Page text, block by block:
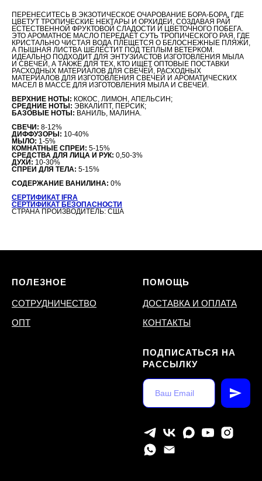
ПЕРЕНЕСИТЕСЬ В ЭКЗОТИЧЕСКОЕ ОЧАРОВАНИЕ БОРА-БОРА, ГДЕ
ЦВЕТУТ ТРОПИЧЕСКИЕ НЕКТАРЫ И ОРХИДЕИ, СОЗДАВАЯ РАЙ
ЕСТЕСТВЕННОЙ ФРУКТОВОЙ СЛАДОСТИ И ЦВЕТОЧНОГО ПОБЕГА.
ЭТО АРОМАТНОЕ МАСЛО ПЕРЕДАЕТ СУТЬ ТРОПИЧЕСКОГО РАЯ, ГДЕ
КРИСТАЛЬНО ЧИСТАЯ ВОДА ПЛЕЩЕТСЯ О БЕЛОСНЕЖНЫЕ ПЛЯЖИ,
А ПЫШНАЯ ЛИСТВА ШЕЛЕСТИТ ПОД ТЕПЛЫМ ВЕТЕРКОМ.
ИДЕАЛЬНО ПОДХОДИТ ДЛЯ ЭНТУЗИАСТОВ ИЗГОТОВЛЕНИЯ МЫЛА
И СВЕЧЕЙ, А ТАКЖЕ ДЛЯ ТЕХ, КТО ИЩЕТ ОПТОВЫЕ ПОСТАВКИ
РАСХОДНЫХ МАТЕРИАЛОВ ДЛЯ СВЕЧЕЙ, РАСХОДНЫХ
МАТЕРИАЛОВ ДЛЯ ИЗГОТОВЛЕНИЯ СВЕЧЕЙ И АРОМАТИЧЕСКИХ
МАСЕЛ В МАССЕ ДЛЯ ИЗГОТОВЛЕНИЯ МЫЛА И СВЕЧЕЙ.
ВЕРХНИЕ НОТЫ: КОКОС, ЛИМОН, АПЕЛЬСИН;
СРЕДНИЕ НОТЫ: ЭВКАЛИПТ, ПЕРСИК;
БАЗОВЫЕ НОТЫ: ВАНИЛЬ, МАЛИНА.
СВЕЧИ: 8-12%
ДИФФУЗОРЫ: 10-40%
МЫЛО: 1-5%
КОМНАТНЫЕ СПРЕИ: 5-15%
СРЕДСТВА ДЛЯ ЛИЦА И РУК: 0,50-3%
ДУХИ: 10-30%
СПРЕИ ДЛЯ ТЕЛА: 5-15%
СОДЕРЖАНИЕ ВАНИЛИНА: 0%
СЕРТИФИКАТ IFRA
СЕРТИФИКАТ БЕЗОПАСНОСТИ
СТРАНА ПРОИЗВОДИТЕЛЬ: США
ПОЛЕЗНОЕ
СОТРУДНИЧЕСТВО
ОПТ
ПОМОЩЬ
ДОСТАВКА И ОПЛАТА
КОНТАКТЫ
ПОДПИСАТЬСЯ НА
РАССЫЛКУ